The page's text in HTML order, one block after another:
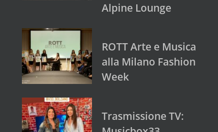
Alpine Lounge
ROTT Arte e Musica
alla Milano Fashion
Week
Trasmissione TV: